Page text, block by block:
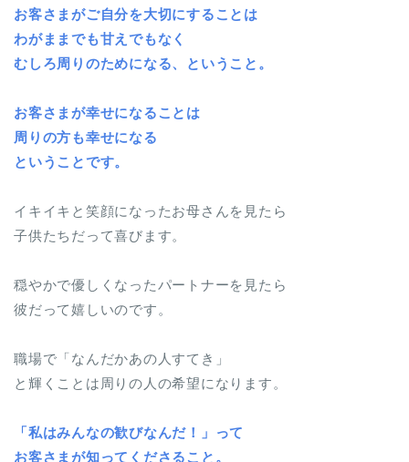
お客さまがご自分を大切にすることは
わがままでも甘えでもなく
むしろ周りのためになる、ということ。
お客さまが幸せになることは
周りの方も幸せになる
ということです。
イキイキと笑顔になったお母さんを見たら
子供たちだって喜びます。
穏やかで優しくなったパートナーを見たら
彼だって嬉しいのです。
職場で「なんだかあの人すてき」
と輝くことは周りの人の希望になります。
「私はみんなの歓びなんだ！」って
お客さまが知ってくださること。